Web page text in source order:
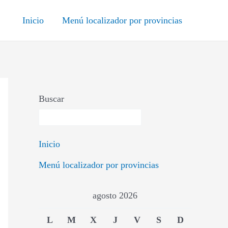
Inicio Menú localizador por provincias
Buscar
Inicio
Menú localizador por provincias
agosto 2026
L M X J V S D